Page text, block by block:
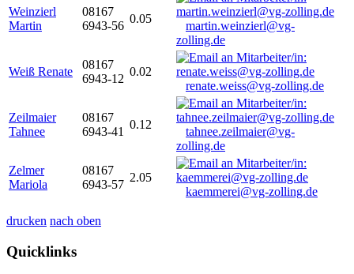
Weinzierl
Martin
08167
6943-56
0.05
martin.weinzierl@vg-
zolling.de
Weiß Renate
08167
6943-12
0.02
renate.weiss@vg-zolling.de
Zeilmaier
Tahnee
08167
6943-41
0.12
tahnee.zeilmaier@vg-
zolling.de
Zelmer
Mariola
08167
6943-57
2.05
kaemmerei@vg-zolling.de
drucken nach oben
Quicklinks